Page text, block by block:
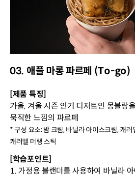
03. 애플 마롱 파르페 (To-go)
[제품 특징]
가을, 겨울 시즌 인기 디저트인 몽블랑
묵직한 느낌의 파르페
* 구성 요소: 밤 크림, 바닐라 아이스크림, 캐러
캐러멜 머랭 스틱
[학습포인트]
1. 가정용 블랜더를 사용하여 바닐라 아